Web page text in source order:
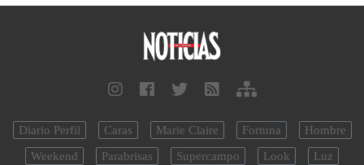
Diario Perfil Caras Marie Claire Fortuna
Hombre
Weekend
Parabrisas Supercampo Look Luz